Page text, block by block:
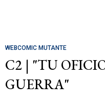
WEBCOMIC MUTANTE
C2 | "TU
GUERRA"